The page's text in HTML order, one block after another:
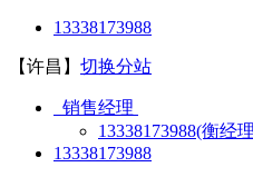
13338173988
【许昌】 切换分站
销售经理
13338173988(衡经
13338173988